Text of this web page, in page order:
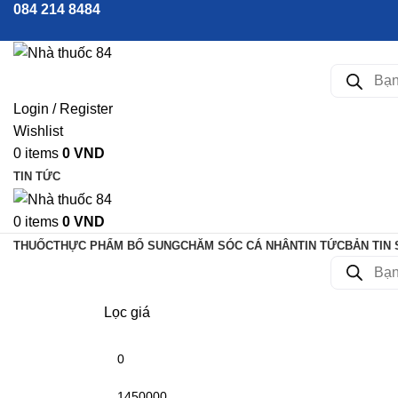
084 214 8484
Login / Register
Wishlist
0 items 0 VND
TIN TỨC
0 items 0 VND
THUỐCTHỰC PHẨM BỔ SUNGCHĂM SÓC CÁ NHÂNTIN TỨCBẢN TIN
Lọc giá